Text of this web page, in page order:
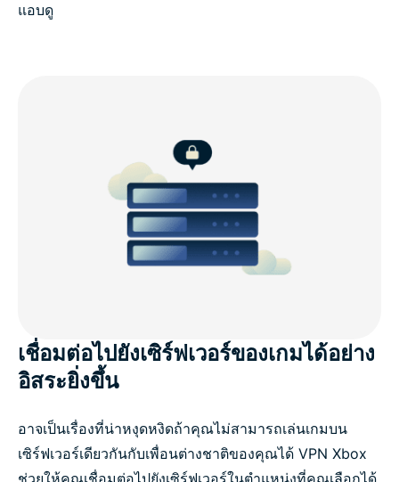
แอบดู
เชื่อมต่อไปยังเซิร์ฟเวอร์ของเกมได้อย่าง
อิสระยิ่งขึ้น
อาจเป็นเรื่องที่น่าหงุดหงิดถ้าคุณไม่สามารถเล่นเกมบน
เซิร์ฟเวอร์เดียวกันกับเพื่อนต่างชาติของคุณได้ VPN Xbox
ช่วยให้คุณเชื่อมต่อไปยังเซิร์ฟเวอร์ในตำแหน่งที่คุณเลือกได้